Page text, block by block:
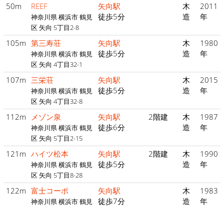
50m REEF
神奈川県 横浜市 鶴見
区 矢向 5丁目2-8
矢向駅
徒歩5分
木
造
2011
年
105m 第三寿荘
神奈川県 横浜市 鶴見
区 矢向 4丁目32-1
矢向駅
徒歩5分
木
造
1980
年
107m 三栄荘
神奈川県 横浜市 鶴見
区 矢向 4丁目32-8
矢向駅
徒歩5分
木
造
2015
年
112m メゾン泉
神奈川県 横浜市 鶴見
区 矢向 5丁目2-15
矢向駅
徒歩6分
2階建
木
造
1987
年
121m ハイツ松本
神奈川県 横浜市 鶴見
区 矢向 5丁目8-28
矢向駅
徒歩5分
2階建
木
造
1990
年
122m 富士コーポ
神奈川県 横浜市 鶴見
矢向駅
徒歩7分
木
造
1983
年